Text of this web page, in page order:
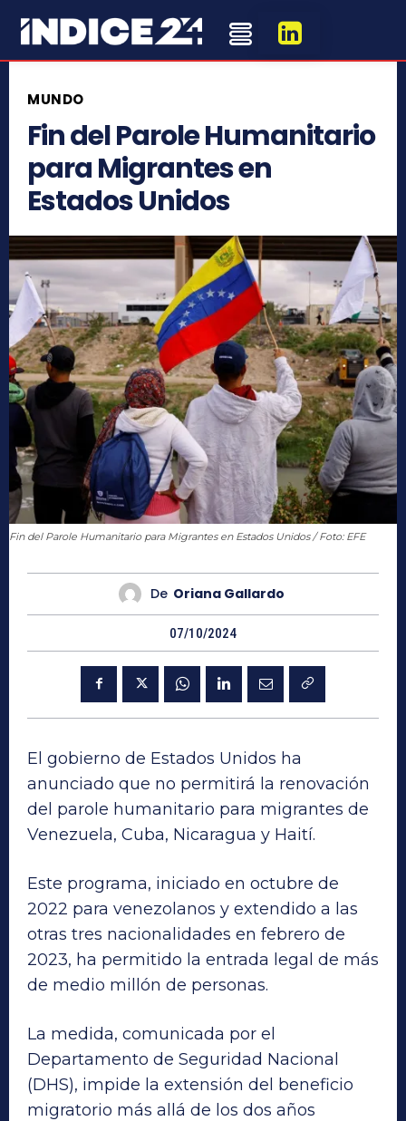
MUNDO
Fin del Parole Humanitario
para Migrantes en
Estados Unidos
Fin del Parole Humanitario para Migrantes en Estados Unidos / Foto: EFE
De Oriana Gallardo
07/10/2024
El gobierno de Estados Unidos ha
anunciado que no permitirá la renovación
del parole humanitario para migrantes de
Venezuela, Cuba, Nicaragua y Haití.
Este programa, iniciado en octubre de
2022 para venezolanos y extendido a las
otras tres nacionalidades en febrero de
2023, ha permitido la entrada legal de más
de medio millón de personas.
La medida, comunicada por el
Departamento de Seguridad Nacional
(DHS), impide la extensión del beneficio
migratorio más allá de los dos años